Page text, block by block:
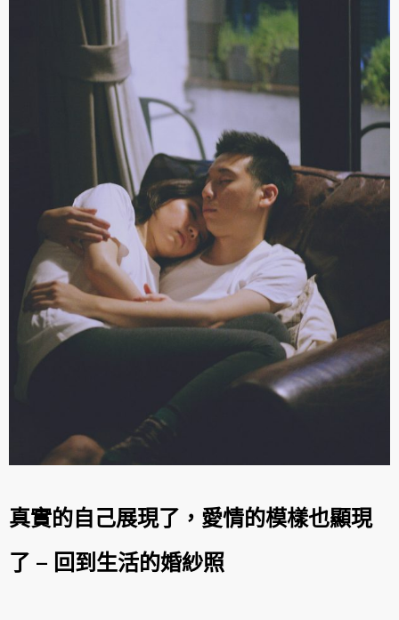
真實的自己展現了，愛情的模樣也顯現
了 – 回到生活的婚紗照